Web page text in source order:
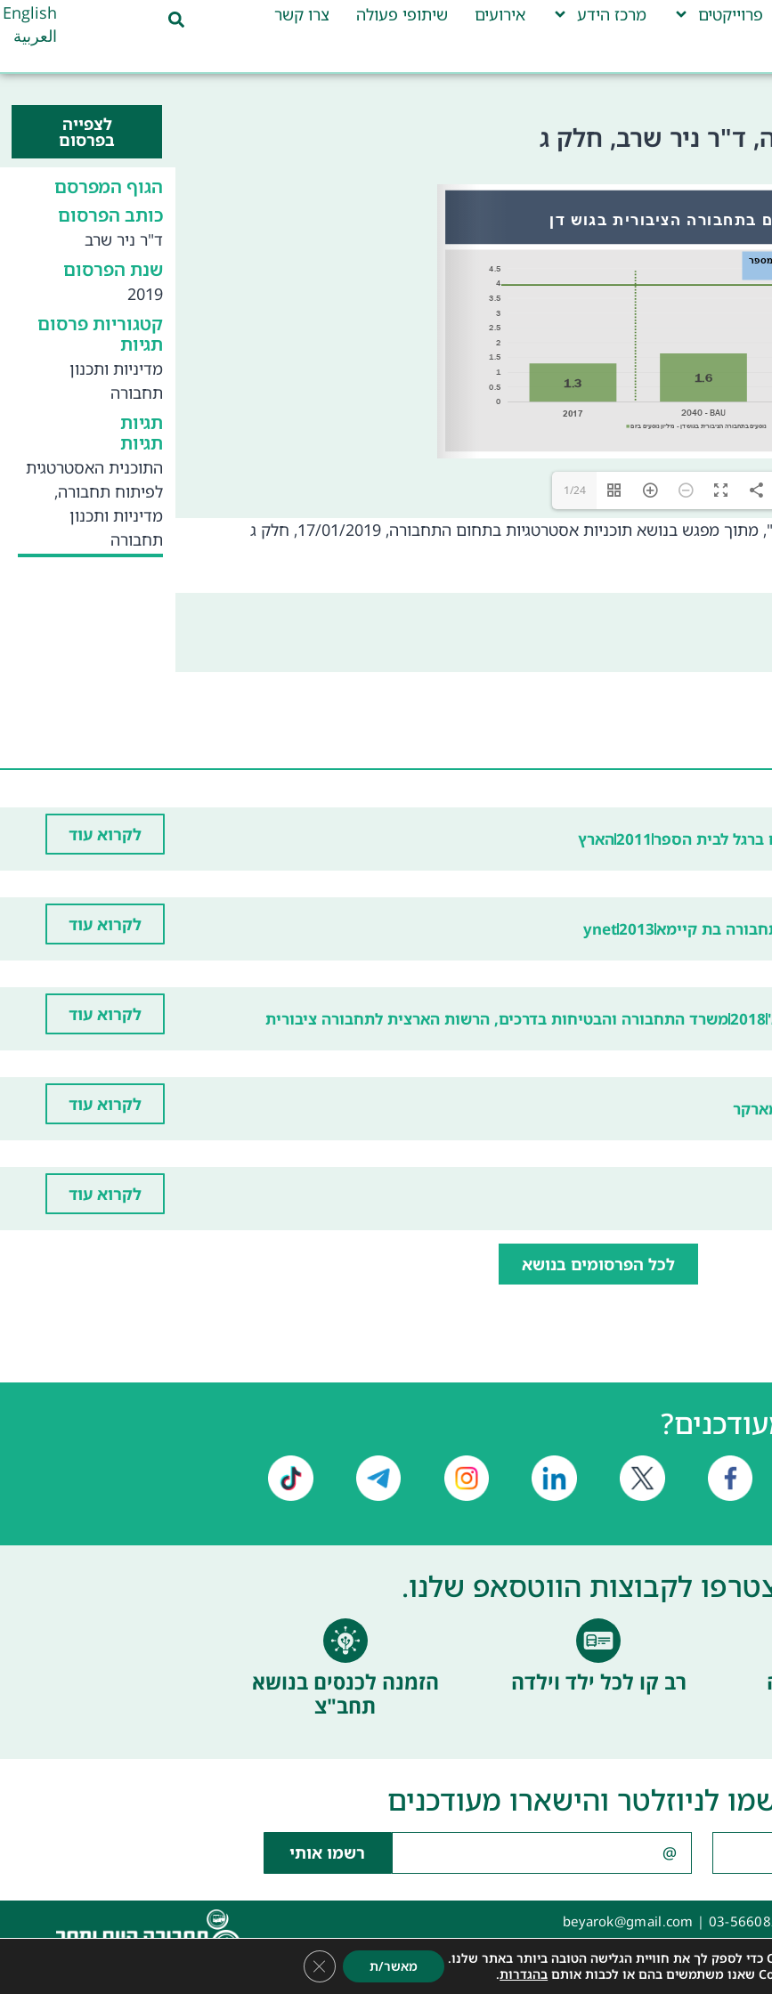
פרוייקטים מרכז הידע אירועים שיתופי פעולה צרו קשר
English
العربية
ד"ר ניר שרב, חלק ג לצפייה
בפרסום
1/24
בנושא תוכניות אסטרטגיות בתחום התחבורה, 17/01/2019, חלק ג
הגוף המפרסם
כותב הפרסום
ד"ר ניר שרב
שנת הפרסום
2019
קטגוריות פרסום
תגיות
מדיניות ותכנון
תחבורה
תגיות
תגיות
התוכנית האסטרטגית
לפיתוח תחבורה,
מדיניות ותכנון
תחבורה
ברגל לבית הספר2011הארץ לקרוא עוד
בת קיימא2013
ynet לקרוא עוד
2018משרד התחבורה והבטיחות בדרכים, הרשות הארצית לתחבורה ציבורית לקרוא עוד
לקרוא עוד
לקרוא עוד
לכל הפרסומים בנושא
לקבוצות הווטסאפ שלנו.
רב קו לכל ילד וילדה
הזמנה לכנסים בנושא
תחב"צ
לניוזלטר והישארו מעודכנים
רשמו אותי
03-
|
beyarok@gmail.com
בהגדרות. מאשר/ת Close GDPR Cookie Banner